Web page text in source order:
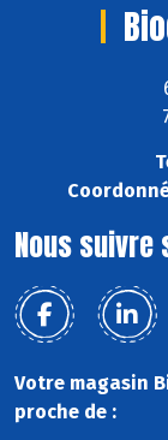
Nous suivre
Votre magasin
proche de :